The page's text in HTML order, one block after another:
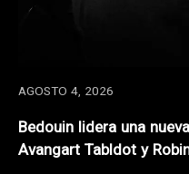
AGOSTO 4, 2026
Bedouin lidera una
Avangart Tabldot y